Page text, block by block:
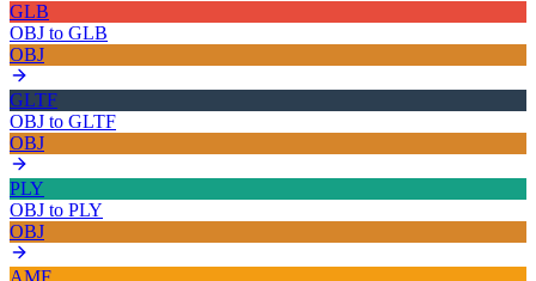
GLB
OBJ to GLB
OBJ
GLTF
OBJ to GLTF
OBJ
PLY
OBJ to PLY
OBJ
AMF